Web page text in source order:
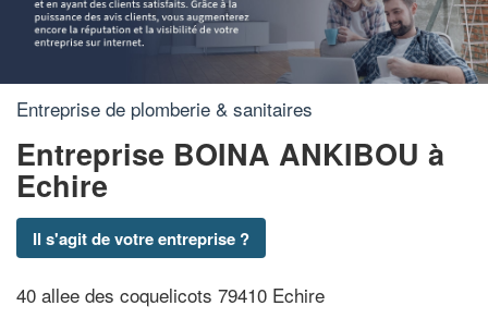
Entreprise de plomberie & sanitaires
Entreprise BOINA ANKIBOU à
Echire
Il s'agit de votre entreprise ?
40 allee des coquelicots 79410 Echire